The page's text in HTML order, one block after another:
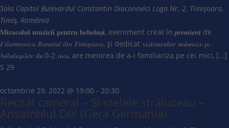
Sala Capitol Bulevardul Constantin Diaconovici Loga Nr. 2, Timișoara,
Timiș, România
𝐌𝐢𝐫𝐚𝐜𝐨𝐥𝐮𝐥 𝐦𝐮𝐳𝐢𝐜𝐢𝐢 𝐩𝐞𝐧𝐭𝐫𝐮 𝐛𝐞𝐛𝐞𝐥𝐮𝐬̦𝐢, eveniment creat în 𝒑𝒓𝒆𝒎𝒊𝒆𝒓𝒂̆ de
𝐹𝑖𝑙𝑎𝑟𝑚𝑜𝑛𝑖𝑐𝑎 𝐵𝑎𝑛𝑎𝑡𝑢𝑙 𝑑𝑖𝑛 𝑇𝑖𝑚𝑖𝑠̦𝑜𝑎𝑟𝑎, și dedicat 𝓿𝓲𝓲𝓽𝓸𝓪𝓻𝓮𝓵𝓸𝓻 𝓶𝓪̆𝓶𝓲𝓬𝓲 𝓼̦𝓲
𝓫𝓮𝓫𝓮𝓵𝓾𝓼̦𝓲𝓵𝓸𝓻 𝓭𝓮 0-2 𝓪𝓷𝓲, are menirea de a-i familiariza pe cei mici, […]
S 29
octombrie 29, 2022 @ 19:00 - 20:30
Recital cameral – Și stelele străluceau –
Ansamblul DIX (Gera Germania)